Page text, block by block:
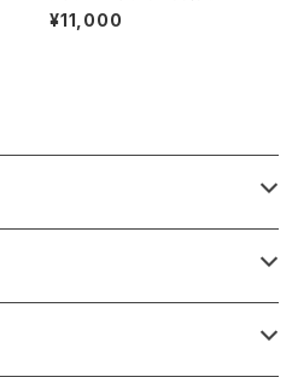
MAB-SS23006
¥11,000